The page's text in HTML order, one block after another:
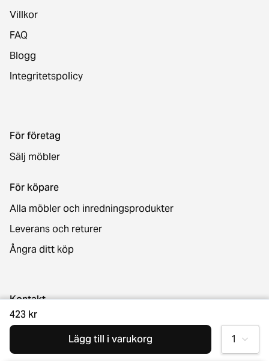
423 kr
Lägg till i varukorg
Villkor
FAQ
Blogg
Integritetspolicy
För företag
Sälj möbler
För köpare
Alla möbler och inredningsprodukter
Leverans och returer
Ångra ditt köp
Kontakt